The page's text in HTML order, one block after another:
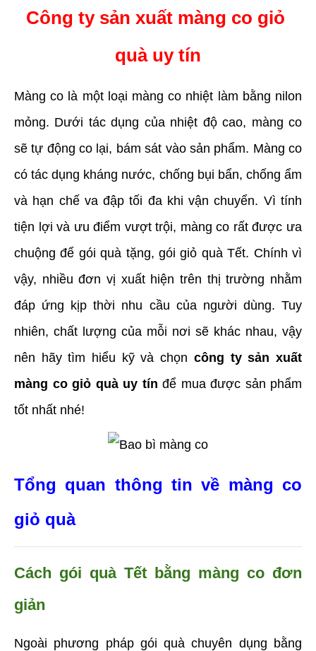
Công ty sản xuất màng co giỏ
quà uy tín
Màng co là một loại màng co nhiệt làm bằng nilon
mỏng. Dưới tác dụng của nhiệt độ cao, màng co
sẽ tự động co lại, bám sát vào sản phẩm. Màng co
có tác dụng kháng nước, chống bụi bẩn, chống ẩm
và hạn chế va đập tối đa khi vận chuyển. Vì tính
tiện lợi và ưu điểm vượt trội, màng co rất được ưa
chuộng để gói quà tặng, gói giỏ quà Tết. Chính vì
vậy, nhiều đơn vị xuất hiện trên thị trường nhằm
đáp ứng kịp thời nhu cầu của người dùng. Tuy
nhiên, chất lượng của mỗi nơi sẽ khác nhau, vậy
nên hãy tìm hiểu kỹ và chọn công ty sản xuất
màng co giỏ quà uy tín để mua được sản phẩm
tốt nhất nhé!
Tổng quan thông tin về màng co
giỏ quà
Cách gói quà Tết bằng màng co đơn
giản
Ngoài phương pháp gói quà chuyên dụng bằng